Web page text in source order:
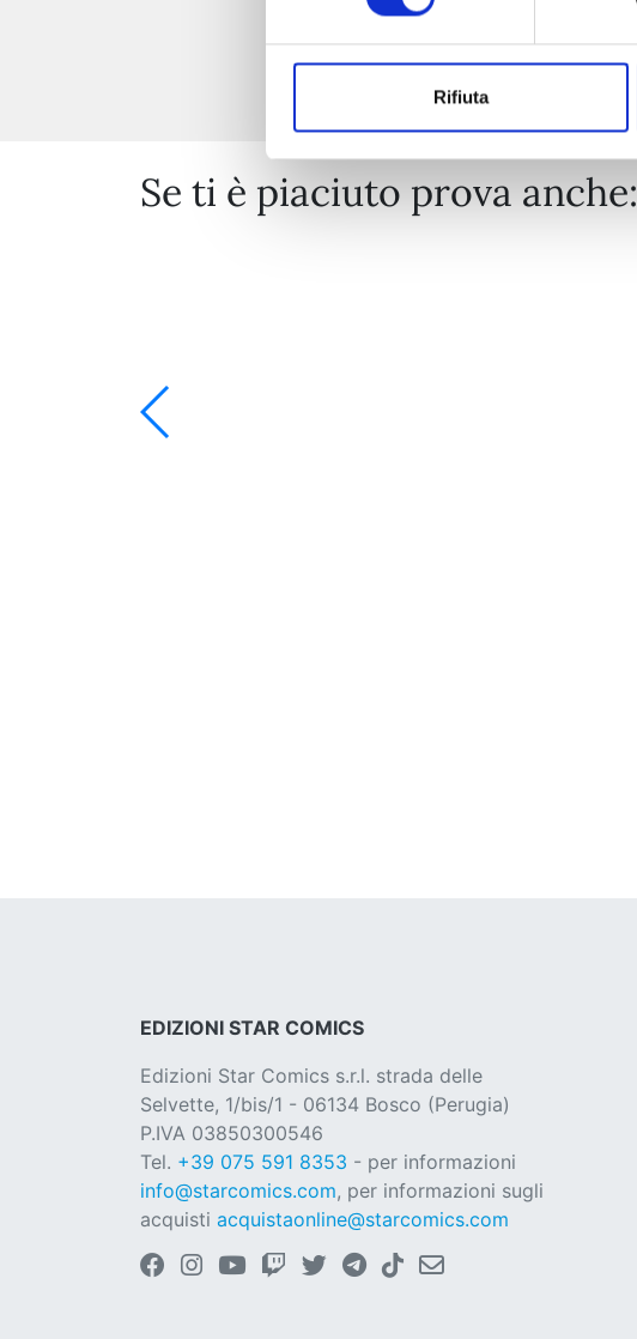
Rifiuta
Se ti è piaciuto prova anche:
EDIZIONI STAR COMICS
Edizioni Star Comics s.r.l. strada delle
Selvette, 1/bis/1 - 06134 Bosco (Perugia)
P.IVA 03850300546
Tel. +39 075 591 8353 - per informazioni
info@starcomics.com, per informazioni sugli
acquisti acquistaonline@starcomics.com